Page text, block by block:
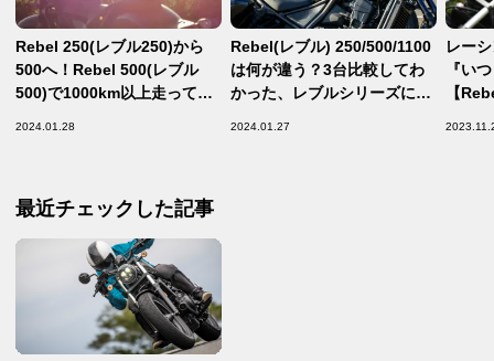
Rebel 250(レブル250)から
500へ！Rebel 500(レブル
500)で1000km以上走って感
2024.01.28
Rebel(レブル) 250/500/1100
は何が違う？3台比較してわ
かった、レブルシリーズに共
2024.01.27
レー
『い
【
最近チェックした記事